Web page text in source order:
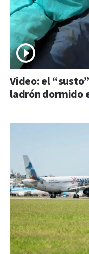
Video: el
ladrón dormido